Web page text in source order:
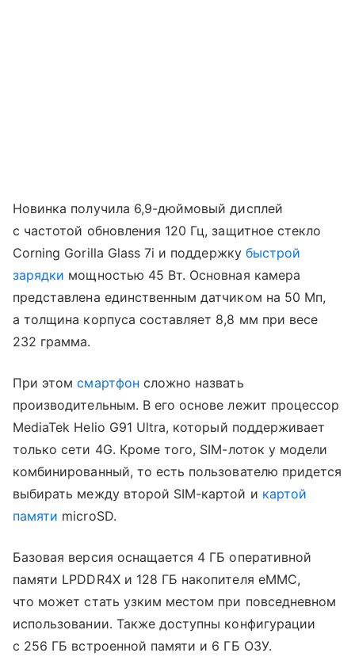
Новинка получила 6,9-дюймовый дисплей
с частотой обновления 120 Гц, защитное стекло
Corning Gorilla Glass 7i и поддержку быстрой
зарядки мощностью 45 Вт. Основная камера
представлена единственным датчиком на 50 Мп,
а толщина корпуса составляет 8,8 мм при весе
232 грамма.
При этомсмартфон сложно назвать
производительным. В его основе лежит процессор
MediaTek Helio G91 Ultra, который поддерживает
только сети 4G. Кроме того, SIM-лоток у модели
комбинированный, то есть пользователю придется
выбирать между второй SIM-картой и картой
памяти microSD.
Базовая версия оснащается 4 ГБ оперативной
памяти LPDDR4X и 128 ГБ накопителя eMMC,
что может стать узким местом при повседневном
использовании. Также доступны конфигурации
с 256 ГБ встроенной памяти и 6 ГБ ОЗУ.